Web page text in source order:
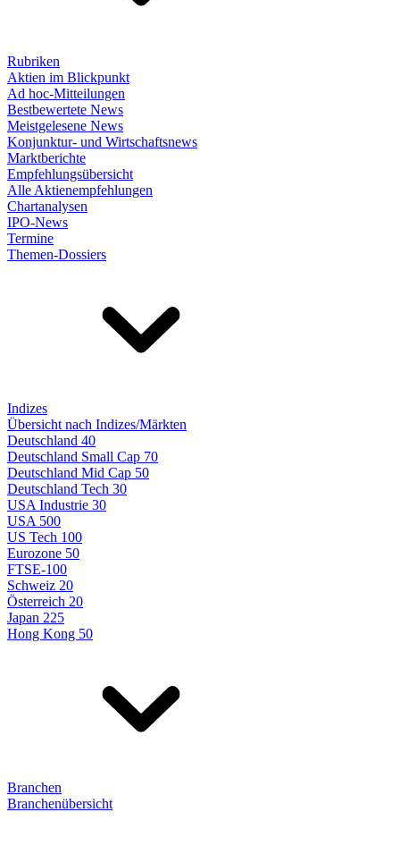
Rubriken
Aktien im Blickpunkt
Ad hoc-Mitteilungen
Bestbewertete News
Meistgelesene News
Konjunktur- und Wirtschaftsnews
Marktberichte
Empfehlungsübersicht
Alle Aktienempfehlungen
Chartanalysen
IPO-News
Termine
Themen-Dossiers
Indizes
Übersicht nach Indizes/Märkten
Deutschland 40
Deutschland Small Cap 70
Deutschland Mid Cap 50
Deutschland Tech 30
USA Industrie 30
USA 500
US Tech 100
Eurozone 50
FTSE-100
Schweiz 20
Österreich 20
Japan 225
Hong Kong 50
Branchen
Branchenübersicht